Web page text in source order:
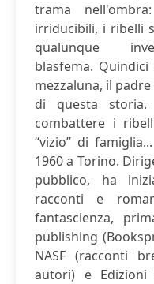
trama
irriducibili, i ribelli
qualunque
blasfema.
mezzaluna, il
di questa
combattere i
“vizio” di
1960 a Torino.
pubblico, ha
racconti e
fantascienza,
publishing
NASF (racconti
autori) e